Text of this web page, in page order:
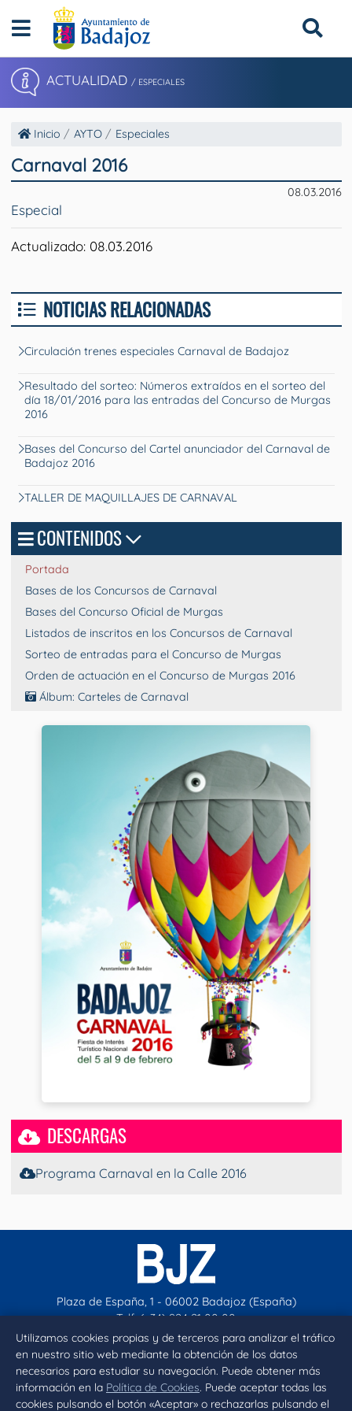
Utilizamos cookies propias y de terceros para analizar el tráfico
en nuestro sitio web mediante la obtención de los datos
necesarios para estudiar su navegación. Puede obtener más
información en la Política de Cookies. Puede aceptar todas las
cookies pulsando el botón «Aceptar» o rechazarlas pulsando el
ACTUALIDAD / ESPECIALES
Inicio AYTO Especiales
Carnaval 2016
08.03.2016
Especial
Actualizado: 08.03.2016
NOTICIAS RELACIONADAS
Circulación trenes especiales Carnaval de Badajoz
Resultado del sorteo: Números extraídos en el sorteo del
día 18/01/2016 para las entradas del Concurso de Murgas
2016
Bases del Concurso del Cartel anunciador del Carnaval de
Badajoz 2016
TALLER DE MAQUILLAJES DE CARNAVAL
CONTENIDOS
Portada
Bases de los Concursos de Carnaval
Bases del Concurso Oficial de Murgas
Listados de inscritos en los Concursos de Carnaval
Sorteo de entradas para el Concurso de Murgas
Orden de actuación en el Concurso de Murgas 2016
Álbum: Carteles de Carnaval
DESCARGAS
Programa Carnaval en la Calle 2016
Plaza de España, 1 - 06002 Badajoz (España)
Telf. (+34) 924 21 00 00
contacto@aytobadajoz.es
Facebook
X Instagram
YouTube